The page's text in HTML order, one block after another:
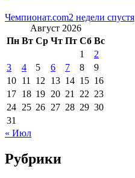
Чемпионат.com2 недели спустя
Август 2026
Пн Вт Ср Чт Пт Сб Вс
1
2
3
4 5 6 7 8
9
10 11 12 13 14 15 16
17 18 19 20 21 22 23
24 25 26 27 28 29 30
31
« Июл
Рубрики